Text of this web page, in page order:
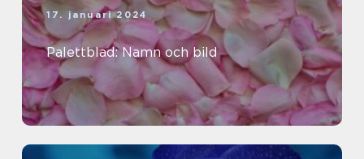
17. januari 2024
Palettblad: Namn och bild